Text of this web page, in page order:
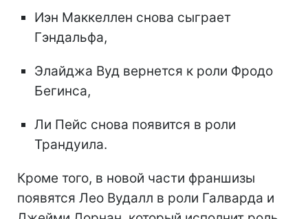
Иэн Маккеллен снова сыграет
Гэндальфа,
Элайджа Вуд вернется к роли Фродо
Бегинса,
Ли Пейс снова появится в роли
Трандуила.
Кроме того, в новой части франшизы
появятся Лео Вудалл в роли Галварда и